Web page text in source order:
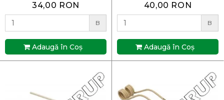
34,00 RON
B
Adaugă în Coş
40,00 RON
B
Adaugă în Coş